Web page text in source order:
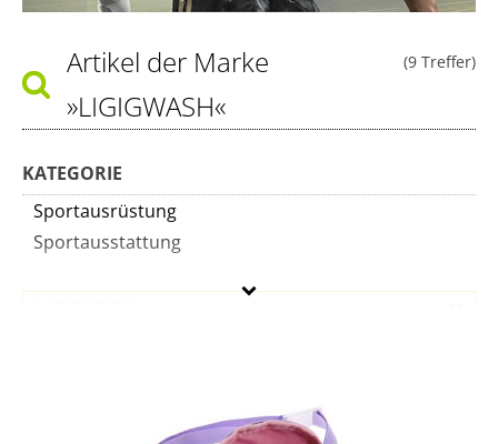
(9 Treffer)
Artikel der Marke
»LIGIGWASH«
KATEGORIE
Sportausrüstung
Sportausstattung